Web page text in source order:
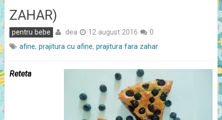
ZAHAR)
pentru bebe dea 12 august 2016
0
afine, prajitura cu afine, prajitura fara zahar
Reteta